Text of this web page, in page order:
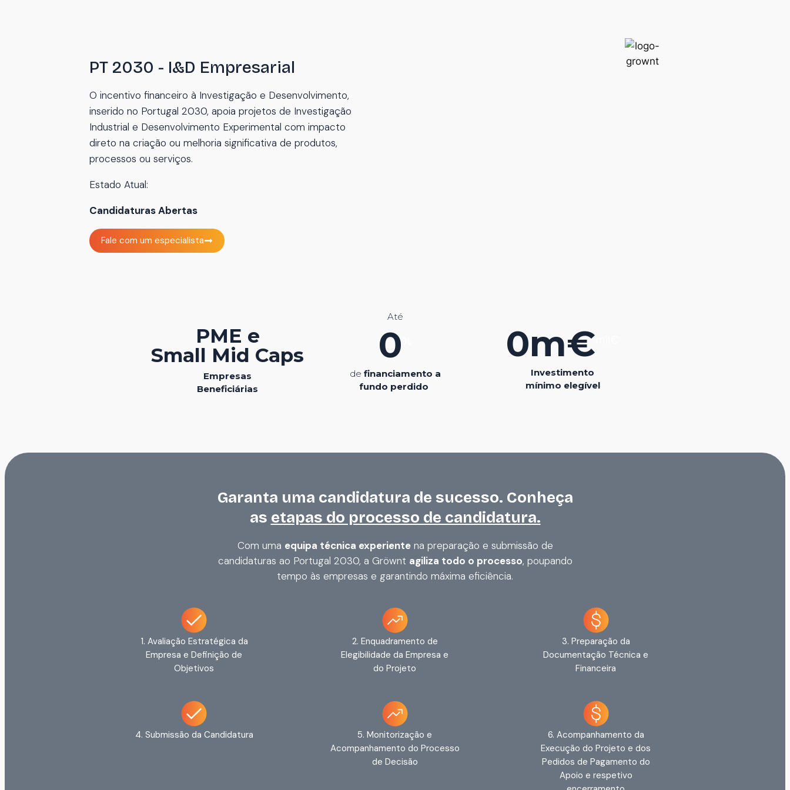
PT 2030 - I&D Empresarial
O incentivo financeiro à Investigação e Desenvolvimento,
inserido no Portugal 2030, apoia projetos de Investigação
Industrial e Desenvolvimento Experimental com impacto
direto na criação ou melhoria significativa de produtos,
processos ou serviços.
Estado Atual:
Candidaturas Abertas
Fale com um especialista
PME e
Small Mid Caps
Empresas
Beneficiárias
Até
0
de financiamento a
fundo perdido
0m€
Investimento
mínimo elegível
Garanta uma candidatura de sucesso. Conheça
as etapas do processo de candidatura.
Com uma equipa técnica experientena preparação e submissão de
candidaturas ao Portugal 2030, a Gröwnt agiliza todo o processo, poupando
tempo às empresas e garantindo máxima eficiência.
1. Avaliação Estratégica da
Empresa e Definição de
Objetivos
2. Enquadramento de
Elegibilidade da Empresa e
do Projeto
3. Preparação da
Documentação Técnica e
Financeira
4. Submissão da Candidatura
5. Monitorização e
Acompanhamento do Processo
de Decisão
6. Acompanhamento da
Execução do Projeto e dos
Pedidos de Pagamento do
Apoio e respetivo